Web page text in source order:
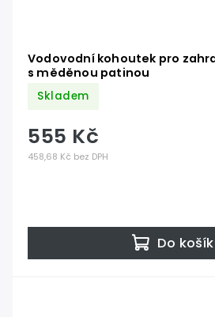
Vodovodní kohoutek pro
s měděnou patinou
Skladem
458,68 Kč bez DPH
555 Kč
Do